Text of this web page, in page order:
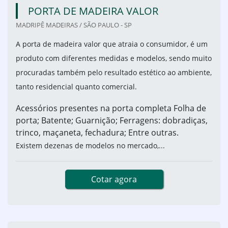
PORTA DE MADEIRA VALOR
MADRIPÊ MADEIRAS / SÃO PAULO - SP
A porta de madeira valor que atraia o consumidor, é um
produto com diferentes medidas e modelos, sendo muito
procuradas também pelo resultado estético ao ambiente,
tanto residencial quanto comercial.
Acessórios presentes na porta completa Folha de
porta; Batente; Guarnição; Ferragens: dobradiças,
trinco, maçaneta, fechadura; Entre outras.
Existem dezenas de modelos no mercado,...
Cotar agora